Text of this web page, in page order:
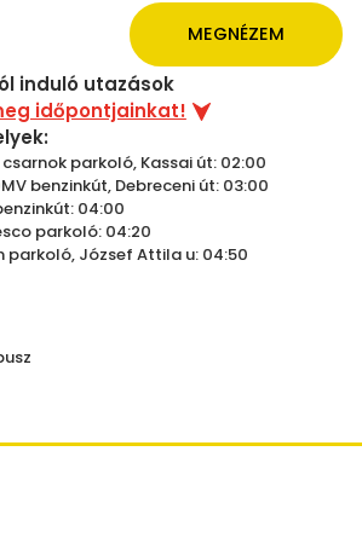
MEGNÉZEM
induló utazások
időpontjainkat!
csarnok parkoló, Kassai út: 02:00
benzinkút, Debreceni út: 03:00
04:00
parkoló: 04:20
parkoló, József Attila u: 04:50